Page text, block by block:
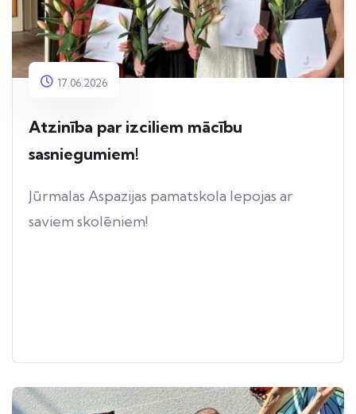
17.06.2026
Atzinība par izciliem mācību
sasniegumiem!
Jūrmalas Aspazijas pamatskola lepojas ar
saviem skolēniem!